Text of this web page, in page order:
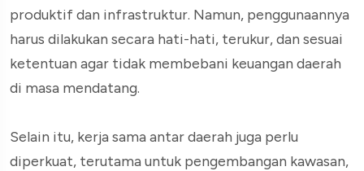
produktif dan infrastruktur. Namun, penggunaannya
harus dilakukan secara hati-hati, terukur, dan sesuai
ketentuan agar tidak membebani keuangan daerah
di masa mendatang.
Selain itu, kerja sama antar daerah juga perlu
diperkuat, terutama untuk pengembangan kawasan,